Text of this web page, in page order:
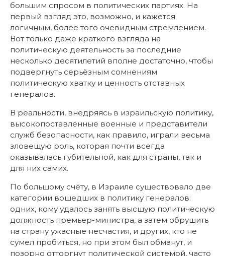
большим спросом в политических партиях. На
первый взгляд это, возможно, и кажется
логичным, более того очевидным стремлением.
Вот только даже краткого взгляда на
политическую деятельность за последние
несколько десятилетий вполне достаточно, чтобы
подвергнуть серьёзным сомнениям
политическую хватку и ценность отставных
генералов.
В реальности, внедряясь в израильскую политику,
высокопоставленные военные и представители
служб безопасности, как правило, играли весьма
зловещую роль, которая почти всегда
оказывалась губительной, как для страны, так и
для них самих.
По большому счёту, в Израиле существовало две
категории вошедших в политику генералов:
одних, кому удалось занять высшую политическую
должность премьер-министра, а затем обрушить
на страну ужасные несчастия, и других, кто не
сумел пробиться, но при этом был обманут, и
позорно отторгнут политической системой, часто